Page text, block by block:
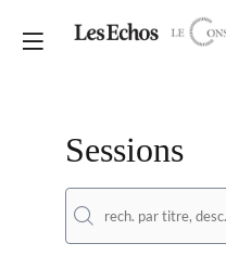
Sessions